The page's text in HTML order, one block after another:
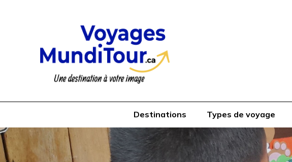
Destinations Types de voyage